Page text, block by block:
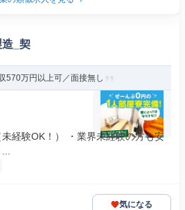
_契
570万円以上可／面接無し
経験OK！） ・業界未経験の方も安
気になる